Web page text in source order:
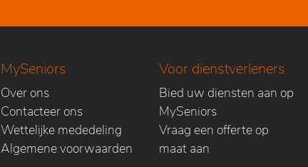
MySeniors
Over ons
Contacteer ons
Wettelijke mededeling
Algemene voorwaarden
Voor dienstverleners
Bied uw diensten aan op
MySeniors
Vraag een offerte op
maat aan